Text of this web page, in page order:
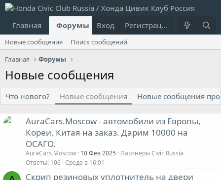
Главная Форумы Что нового?
Вход Регистрация
Новые сообщения
Поиск сообщений
Главная
Форумы
Новые сообщения
Что нового? Новые сообщения Новые сообщения
AuraCars.Moscow - автомобили из Европы,
Кореи, Китая на заказ. Дарим 10000 на
ОСАГО.
AuraCars.Moscow 10 Фев 2025
Партнеры Civic Russia
Ответы 106 Среда в 16:01
Скрип резиновых уплотнитель на двери